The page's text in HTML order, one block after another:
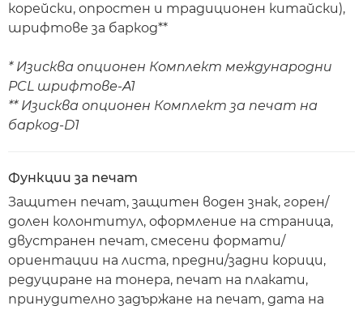
корейски, опростен и традиционен китайски),
шрифтове за баркод**
* Изисква опционен Комплект международни
PCL шрифтове-A1
** Изисква опционен Комплект за печат на
баркод-D1
Функции за печат
Защитен печат, защитен воден знак, горен/
долен колонтитул, оформление на страница,
двустранен печат, смесени формати/
ориентации на листа, предни/задни корици,
редуциране на тонера, печат на плакати,
принудително задържане на печат, дата на